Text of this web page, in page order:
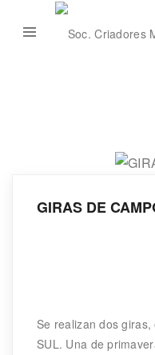
GIRAS DE
Se realizan dos
SUL. Una de